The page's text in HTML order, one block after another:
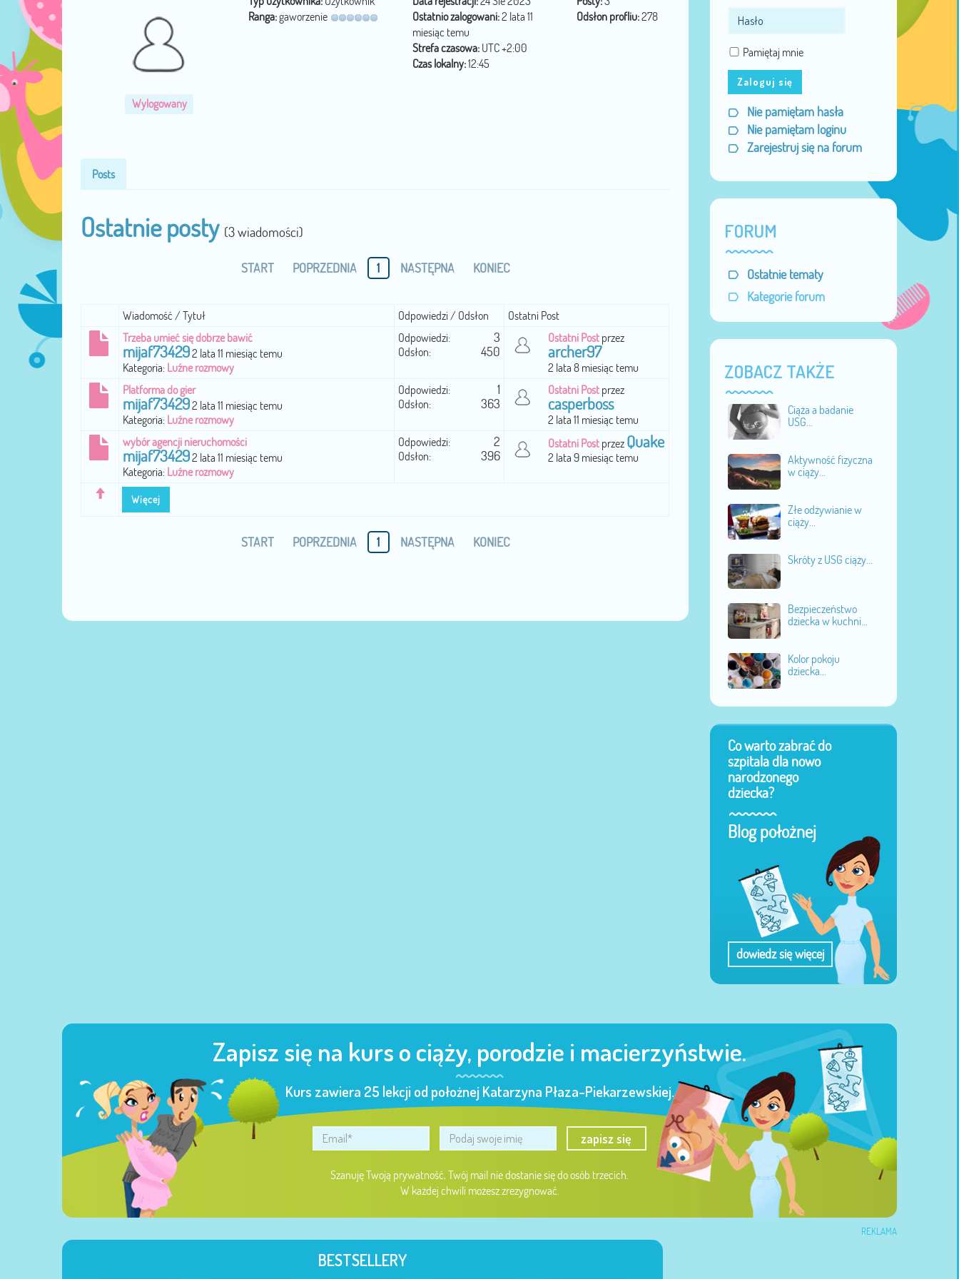
Wylogowany
Ranga:gaworzenie
Ostatnio zalogowani:2 lata 11
miesiąc temu
Strefa czasowa: UTC +2:00
Czas lokalny:12:45
Odsłon profliu:278
Posts
Ostatnie posty (3 wiadomości)
START POPRZEDNIA 1 NASTĘPNA KONIEC
Wiadomość / Tytuł Odpowiedzi / Odsłon Ostatni Post
Więcej
Trzeba umieć się dobrze bawić
mijaf734292 lata 11 miesiąc temu
Kategoria: Luźne rozmowy
Odpowiedzi: 3
Odsłon: 450
Ostatni Post przez
archer97
2 lata 8 miesiąc temu
Platforma do gier
mijaf734292 lata 11 miesiąc temu
Kategoria: Luźne rozmowy
Odpowiedzi: 1
Odsłon: 363
Ostatni Post przez
casperboss
2 lata 11 miesiąc temu
wybór agencji nieruchomości
mijaf734292 lata 11 miesiąc temu
Kategoria: Luźne rozmowy
Odpowiedzi: 2
Odsłon: 396
Ostatni Post przez Quake
2 lata 9 miesiąc temu
START POPRZEDNIA 1 NASTĘPNA KONIEC
Pamiętaj mnie
Zaloguj się
Nie pamiętam hasła
Nie pamiętam loginu
Zarejestruj się na forum
FORUM
Ostatnie tematy
Kategorie forum
ZOBACZ TAKŻE
Ciąża a badanie
USG...
Aktywność fizyczna
w ciąży...
Złe odżywianie w
ciąży...
Skróty z USG ciąży...
Bezpieczeństwo
dziecka w kuchni...
Kolor pokoju
dziecka...
Co warto zabrać do
szpitala dla nowo
narodzonego
dziecka?
Blog położnej
dowiedz się więcej
Zapisz się na kurs o ciąży, porodzie i macierzyństwie.
Kurs zawiera 25 lekcji od położnej Katarzyna Płaza-Piekarzewskiej.
zapisz się
Szanuję Twoją prywatność, Twój mail nie dostanie się do osób trzecich.
W każdej chwili możesz zrezygnować.
REKLAMA
BESTSELLERY